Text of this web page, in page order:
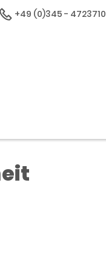
+49 (0)345 - 4723710